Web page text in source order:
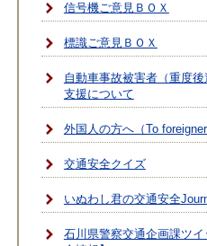
信号機ご意見ＢＯＸ
標識ご意見ＢＯＸ
自動車事故被害者（重度
支援について
外国人の方へ（To
交通安全クイズ
いぬわし君の交通安全
石川県警察交通企画課ツ